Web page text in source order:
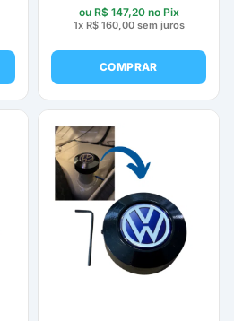
ou R$147,20no Pix
1x R$160,00sem juros
COMPRAR